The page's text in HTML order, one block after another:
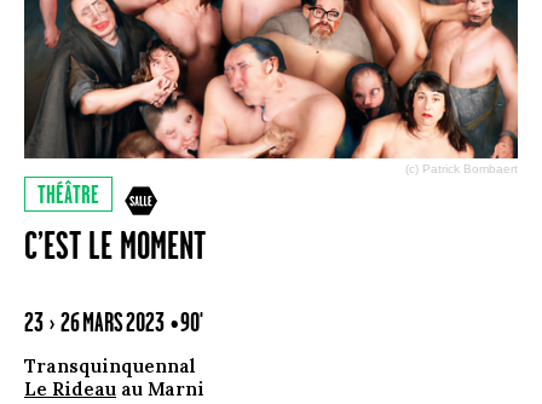
(c) Patrick Bombaert
THÉÂTRE
C’EST LE MOMENT
23 › 26 MARS 2023 • 90'
Transquinquennal
Le Rideau au Marni